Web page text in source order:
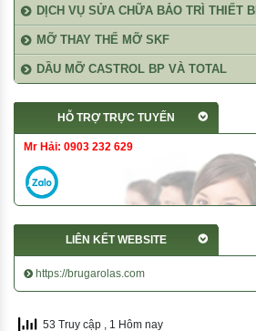
DỊCH VỤ SỬA CHỮA BẢO TRÌ THIẾT BỊ
MỠ THAY THẾ MỠ SKF
DẦU MỠ CASTROL BP VÀ TOTAL
HỖ TRỢ TRỰC TUYẾN
Mr Hải: 0903 232 629
LIÊN KẾT WEBSITE
https://brugarolas.com
53 Truy cập , 1 Hôm nay